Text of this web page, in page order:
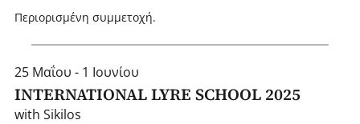
Περιορισμένη συμμετοχή.
25 Μαΐου - 1 Ιουνίου
INTERNATIONAL LYRE SCHOOL 2025
with Sikilos